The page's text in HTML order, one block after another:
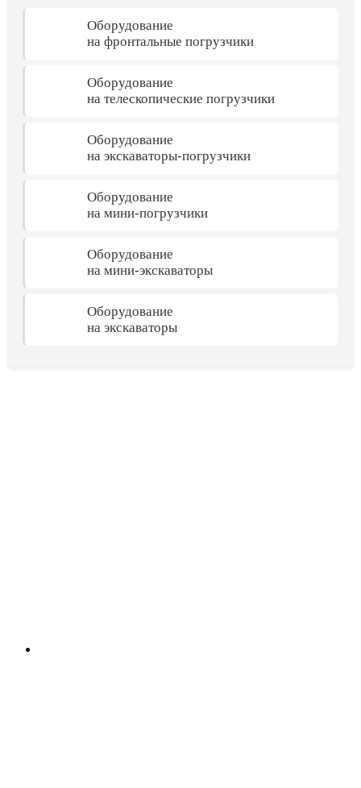
Оборудование
на фронтальные погрузчики
Оборудование
на телескопические погрузчики
Оборудование
на экскаваторы-погрузчики
Оборудование
на мини-погрузчики
Оборудование
на мини-экскаваторы
Оборудование
на экскаваторы